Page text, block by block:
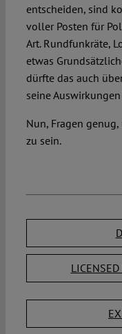
entscheiden, sind
voller Posten für
Art. Rundfunkräte,
etwas
dürfte das auch
seine
Nun, Fragen
zu sein.